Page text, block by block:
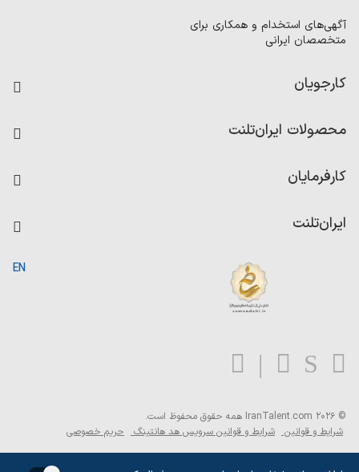
آگهی‌های استخدام و همکاری برای
متخصصان ایرانی
کارجویان
رزومه ساز
امتیاز شرکت‌ها
محصولات ایران‌تلنت
کاردیکس
کارفرمایان
ایران‌تلنت
بلاگ
EN
© 2026 IranTalent.com
همه حقوق محفوظ است.
شرایط و قوانین شرایط و قوانین سرویس هد هانتینگ حریم خصوصی